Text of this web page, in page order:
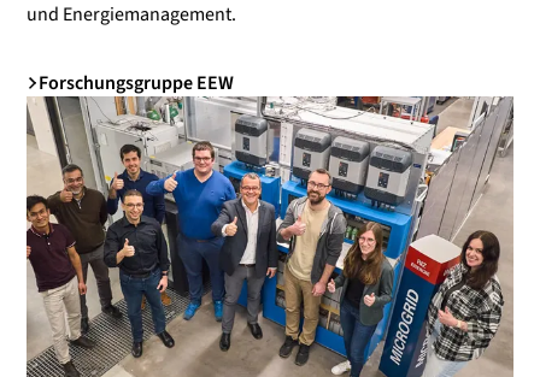
und Energiemanagement.
Forschungsgruppe EEW